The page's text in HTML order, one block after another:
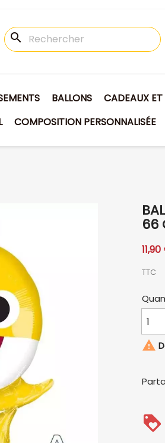
search
BALLONS CADEAUX
COMPOSITION PERSONNALISÉE
66
TTC
